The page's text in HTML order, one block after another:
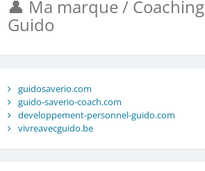
👤 Ma marque / Coaching
Guido
guidosaverio.com
guido-saverio-coach.com
developpement-personnel-guido.com
vivreavecguido.be